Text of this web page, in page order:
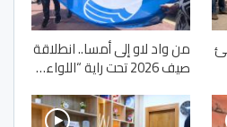
من واد لاو إلى أمسا.. انطلاقة
صيف 2026 تحت راية “اللواء…